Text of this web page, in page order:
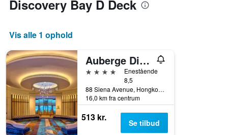
Discovery Bay D Deck
Vis alle 1 ophold
Auberge Discovery Bay Hong Kong
4 stjerner
Enestående
8,5
88 Siena Avenue, Hongkong, Hongkong
16,0 km fra centrum
513 kr. Se tilbud